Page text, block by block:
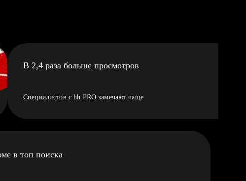
В 2,4 раза больше просмотров
Специалистов с hh PRO замечают чаще
в топ поиска